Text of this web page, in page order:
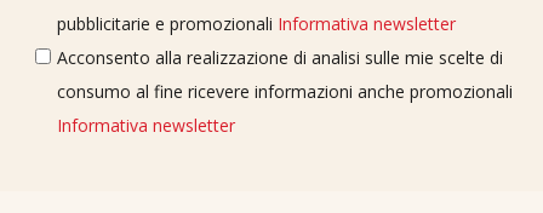
pubblicitarie e promozionali Informativa newsletter
Acconsento alla realizzazione di analisi sulle mie scelte di
consumo al fine ricevere informazioni anche promozionali
Informativa newsletter